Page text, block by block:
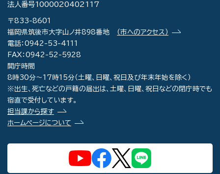
法人番号1000020402117
〒833-8601
福岡県筑後市大字山ノ井898番地
（市へのアクセス）
電話：0942-53-4111
FAX：0942-52-5928
開庁時間
8時30分～17時15分（土曜、日曜、祝日及び年末年始を除く）
※出生、死亡などの戸籍の届出は、土曜、日曜、祝日などの閉庁時でも
宿直で受付しています。
担当課から探す
ホームページについて